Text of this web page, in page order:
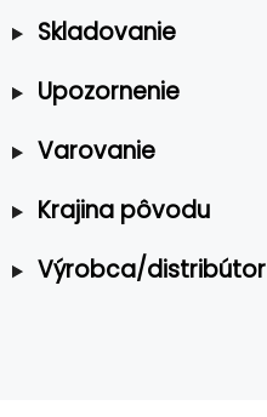
Skladovanie
Upozornenie
Varovanie
Krajina pôvodu
Výrobca/distribútor